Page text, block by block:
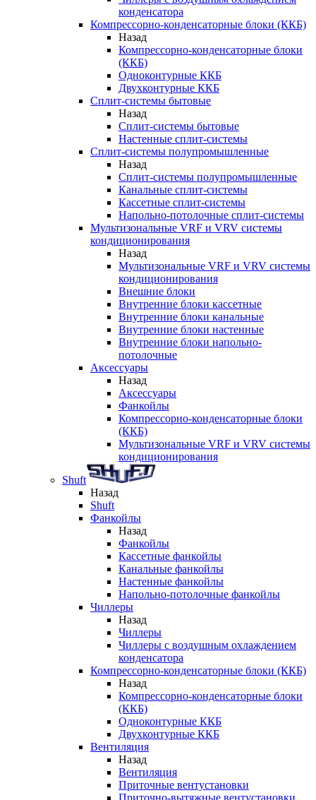
конденсатора
Компрессорно-конденсаторные блоки (ККБ)
Назад
Компрессорно-конденсаторные блоки
(ККБ)
Одноконтурные ККБ
Двухконтурные ККБ
Сплит-системы бытовые
Назад
Сплит-системы бытовые
Настенные сплит-системы
Сплит-системы полупромышленные
Назад
Сплит-системы полупромышленные
Канальные сплит-системы
Кассетные сплит-системы
Напольно-потолочные сплит-системы
Мультизональные VRF и VRV системы
кондиционирования
Назад
Мультизональные VRF и VRV системы
кондиционирования
Внешние блоки
Внутренние блоки кассетные
Внутренние блоки канальные
Внутренние блоки настенные
Внутренние блоки напольно-
потолочные
Аксессуары
Назад
Аксессуары
Фанкойлы
Компрессорно-конденсаторные блоки
(ККБ)
Мультизональные VRF и VRV системы
кондиционирования
Shuft
Назад
Shuft
Фанкойлы
Назад
Фанкойлы
Кассетные фанкойлы
Канальные фанкойлы
Настенные фанкойлы
Напольно-потолочные фанкойлы
Чиллеры
Назад
Чиллеры
Чиллеры с воздушным охлаждением
конденсатора
Компрессорно-конденсаторные блоки (ККБ)
Назад
Компрессорно-конденсаторные блоки
(ККБ)
Одноконтурные ККБ
Двухконтурные ККБ
Вентиляция
Назад
Вентиляция
Приточные вентустановки
Приточно-вытяжные вентустановки